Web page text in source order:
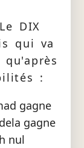
DIX
qui va
:
gagne
gagne
nul